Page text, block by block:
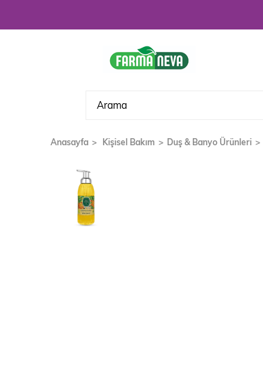
Anasayfa Kişisel Bakım Duş & Banyo Ürünleri